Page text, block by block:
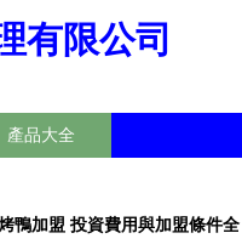
有限公司
產品大全
鴨加盟 投資費用與加盟條件全